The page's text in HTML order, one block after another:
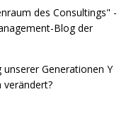
des Consultings" -
Blog der
Generationen Y
verändert?